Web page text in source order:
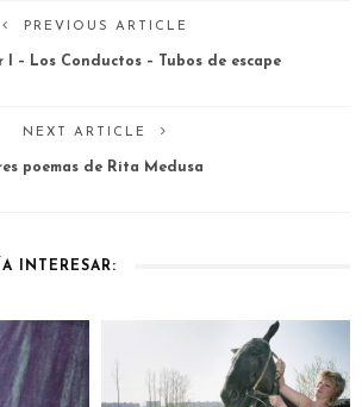
PREVIOUS ARTICLE
I – Los Conductos – Tubos de escape
NEXT ARTICLE
poemas de Rita Medusa
INTERESAR: